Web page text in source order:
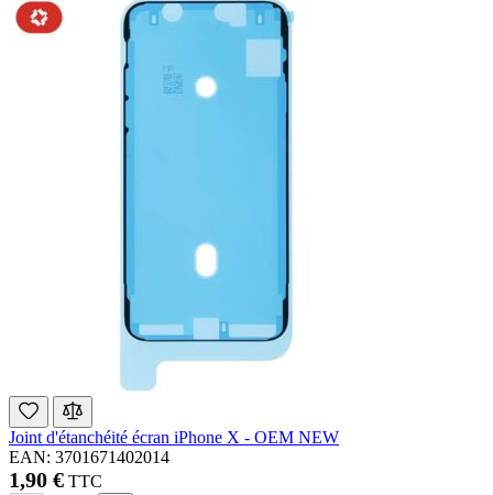
Joint d'étanchéité écran iPhone X - OEM NEW
EAN: 3701671402014
1,90 € TTC